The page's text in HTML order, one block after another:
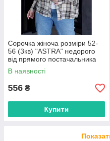
Сорочка жіноча розміри 52-
56 (3кв) "ASTRA" недорого
від прямого постачальника
В наявності
556 ₴
Купити